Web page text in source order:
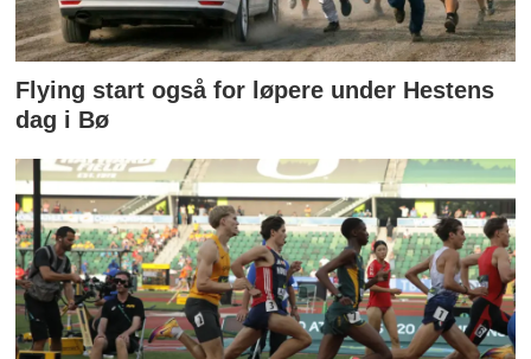
Flying start også for løpere under Hestens
dag i Bø